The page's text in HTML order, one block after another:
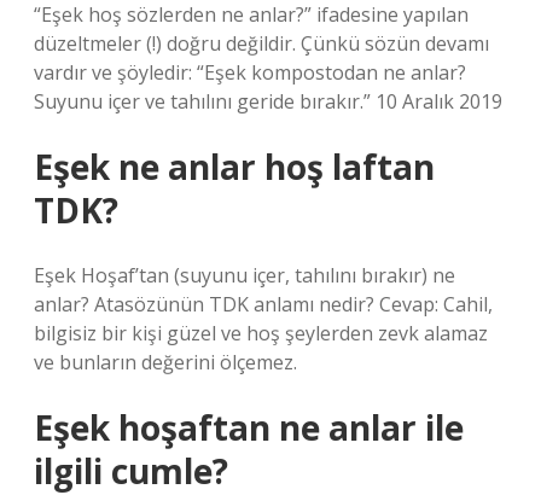
“Eşek hoş sözlerden ne anlar?” ifadesine yapılan
düzeltmeler (!) doğru değildir. Çünkü sözün devamı
vardır ve şöyledir: “Eşek kompostodan ne anlar?
Suyunu içer ve tahılını geride bırakır.” 10 Aralık 2019
Eşek ne anlar hoş laftan
TDK?
Eşek Hoşaf’tan (suyunu içer, tahılını bırakır) ne
anlar? Atasözünün TDK anlamı nedir? Cevap: Cahil,
bilgisiz bir kişi güzel ve hoş şeylerden zevk alamaz
ve bunların değerini ölçemez.
Eşek hoşaftan ne anlar ile
ilgili cumle?